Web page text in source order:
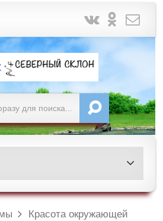
Красота окружающей